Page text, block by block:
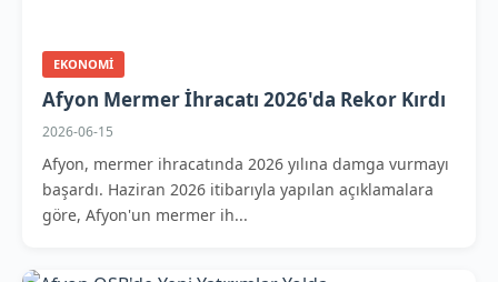
EKONOMI
Afyon Mermer İhracatı 2026'da Rekor Kırdı
2026-06-15
Afyon, mermer ihracatında 2026 yılına damga vurmayı
başardı. Haziran 2026 itibarıyla yapılan açıklamalara
göre, Afyon'un mermer ih...